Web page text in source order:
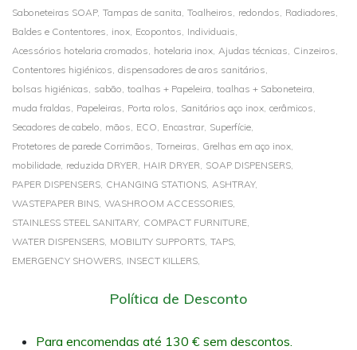
Saboneteiras SOAP, Tampas de sanita, Toalheiros, redondos, Radiadores,
Baldes e Contentores, inox, Ecopontos, Individuais,
Acessórios hotelaria cromados, hotelaria inox, Ajudas técnicas, Cinzeiros,
Contentores higiénicos, dispensadores de aros sanitários,
bolsas higiénicas, sabão, toalhas + Papeleira, toalhas + Saboneteira,
muda fraldas, Papeleiras, Porta rolos, Sanitários aço inox, cerâmicos,
Secadores de cabelo, mãos, ECO, Encastrar, Superfície,
Protetores de parede Corrimãos, Torneiras, Grelhas em aço inox,
mobilidade, reduzida DRYER, HAIR DRYER, SOAP DISPENSERS,
PAPER DISPENSERS, CHANGING STATIONS, ASHTRAY,
WASTEPAPER BINS, WASHROOM ACCESSORIES,
STAINLESS STEEL SANITARY, COMPACT FURNITURE,
WATER DISPENSERS, MOBILITY SUPPORTS, TAPS,
EMERGENCY SHOWERS, INSECT KILLERS,
Política de Desconto
Para encomendas até 130 € sem descontos.